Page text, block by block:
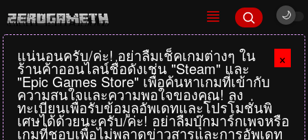
×
แน่นอนครับ/ค่ะ! อย่าลืมเช็คเกมต่างๆ ใน
ร้านค้าออนไลน์ชื่อดังเช่น "Steam" และ
"Epic Games Store" เพื่อค้นหาเกมที่เข้ากับ
ความสนใจและความพอใจของคุณ! ลง
ทะเบียนเพื่อรับข้อมูลอัพเดทและโปรโมชั่นพิ
เศษได้ด้วยนะครับ/ค่ะ! อย่าลืมบุ๊กมาร์กเพจหรือ
เกมที่ชอบเพื่อไม่พลาดข่าวสารและการอัพเดท